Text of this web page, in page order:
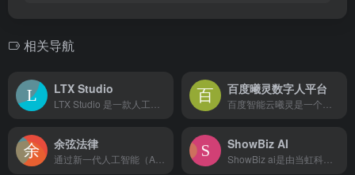
相关导航
LTX Studio 百度曦灵数字人平台
余弦法律 ShowBiz AI